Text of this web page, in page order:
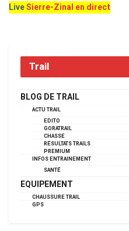
LiveSierre-Zinal en direct
Trail
BLOG DE TRAIL
ACTU TRAIL
EDITO
GORATRAIL
CHASSE
RÉSULTATS TRAILS
PREMIUM
INFOS ENTRAINEMENT
SANTÉ
EQUIPEMENT
CHAUSSURE TRAIL
GPS